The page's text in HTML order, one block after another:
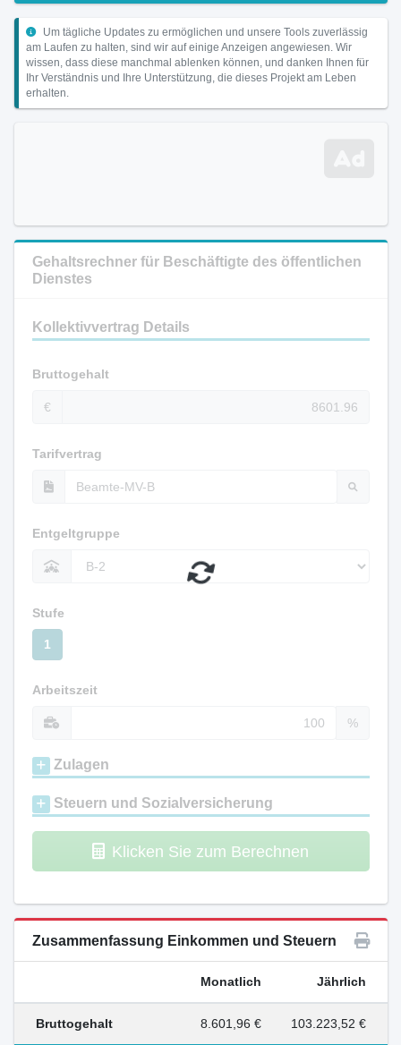
Um tägliche Updates zu ermöglichen und unsere Tools zuverlässig
am Laufen zu halten, sind wir auf einige Anzeigen angewiesen. Wir
wissen, dass diese manchmal ablenken können, und danken Ihnen für
Ihr Verständnis und Ihre Unterstützung, die dieses Projekt am Leben
erhalten.
Gehaltsrechner für Beschäftigte des öffentlichen
Dienstes
Kollektivvertrag Details
Bruttogehalt
€
Tarifvertrag
Entgeltgruppe
Stufe
1
Arbeitszeit
%
Zulagen
Steuern und Sozialversicherung
Klicken Sie zum Berechnen
Zusammenfassung Einkommen und Steuern
Monatlich Jährlich
Bruttogehalt 8.601,96 € 103.223,52 €